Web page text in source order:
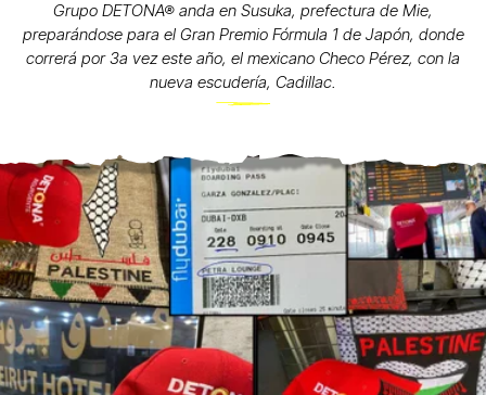
Grupo DETONA® anda en Susuka, prefectura de Mie,
preparándose para el Gran Premio Fórmula 1 de Japón, donde
correrá por 3a vez este año, el mexicano Checo Pérez, con la
nueva escudería, Cadillac.